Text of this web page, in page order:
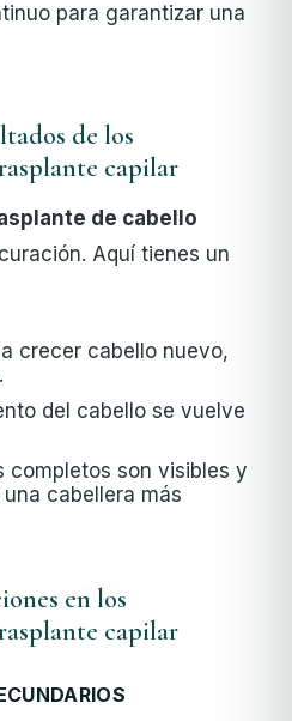
para garantizar una
de los
capilar
de cabello
Aquí tienes un
crecer cabello nuevo,
del cabello se vuelve
completos son visibles y
cabellera más
en los
capilar